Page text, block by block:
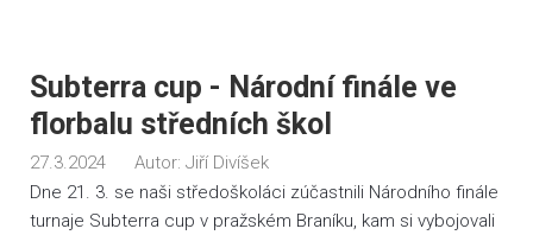
Subterra cup - Národní finále ve
florbalu středních škol
27.3.2024 Autor: Jiří Divíšek
Dne 21. 3. se naši středoškoláci zúčastnili Národního finále
turnaje Subterra cup v pražském Braníku, kam si vybojovali